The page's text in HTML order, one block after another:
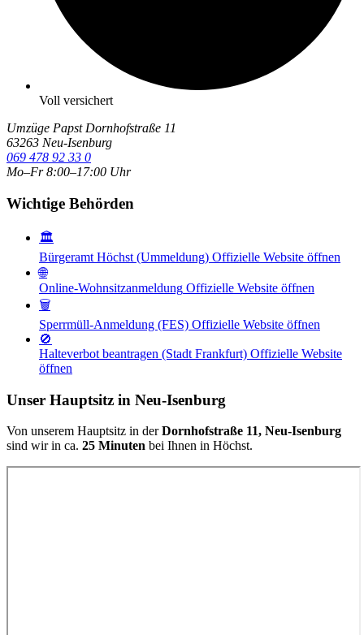
Voll versichert
Umzüge PapstDornhofstraße 11
63263 Neu-Isenburg
069 478 92 33 0
Mo–Fr 8:00–17:00 Uhr
Wichtige Behörden
🏛️
Bürgeramt Höchst (Ummeldung) Offizielle Website öffnen
🌐
Online-Wohnsitzanmeldung Offizielle Website öffnen
🗑️
Sperrmüll-Anmeldung (FES) Offizielle Website öffnen
🚫
Halteverbot beantragen (Stadt Frankfurt) Offizielle Website
öffnen
Unser Hauptsitz in Neu-Isenburg
Von unserem Hauptsitz in derDornhofstraße 11, Neu-Isenburg
sind wir in ca. 25 Minuten bei Ihnen in Höchst.